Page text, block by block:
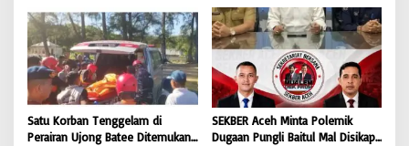
Masyarakat |
BONGKAR’Perkara.com
Masyarakat Diminta Hentikan
Penyebaran Hoaks | BONGKAR
‘Perkara.com
Satu Korban Tenggelam di
Perairan Ujong Batee Ditemukan,
SEKBER Aceh Minta Polemik
Dugaan Pungli Baitul Mal Disikapi